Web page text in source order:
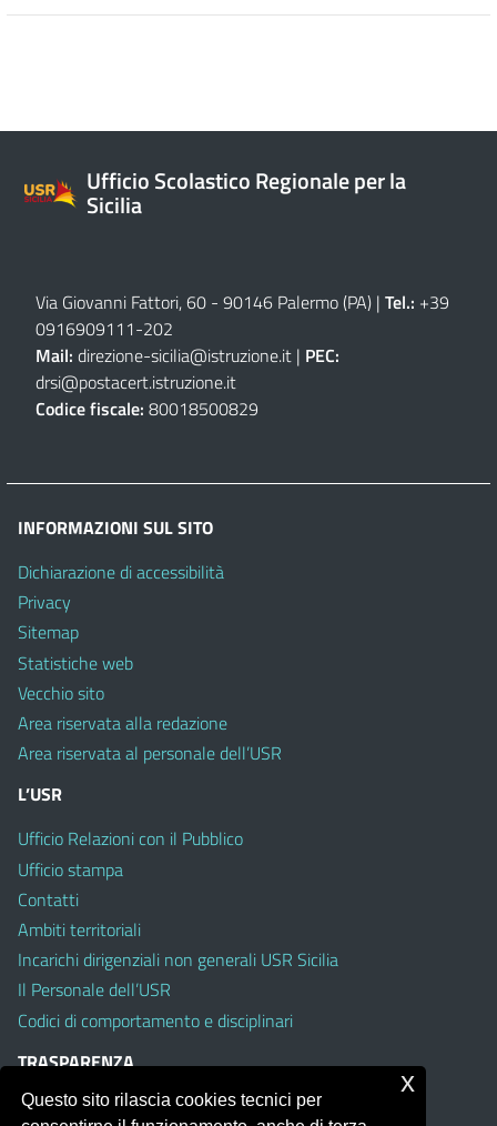
Ufficio Scolastico Regionale per la
Sicilia
Via Giovanni Fattori, 60 - 90146 Palermo (PA) | Tel.: +39
0916909111-202
Mail: direzione-sicilia@istruzione.it | PEC:
drsi@postacert.istruzione.it
Codice fiscale: 80018500829
INFORMAZIONI SUL SITO
Dichiarazione di accessibilità
Privacy
Sitemap
Statistiche web
Vecchio sito
Area riservata alla redazione
Area riservata al personale dell’USR
L’USR
Ufficio Relazioni con il Pubblico
Ufficio stampa
Contatti
Ambiti territoriali
Incarichi dirigenziali non generali USR Sicilia
Il Personale dell’USR
Codici di comportamento e disciplinari
TRASPARENZA
Albo on line
Questo sito rilascia cookies tecnici per
x